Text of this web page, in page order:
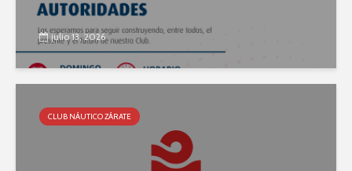
julio 13, 2026
CLUB NÁUTICO ZÁRATE